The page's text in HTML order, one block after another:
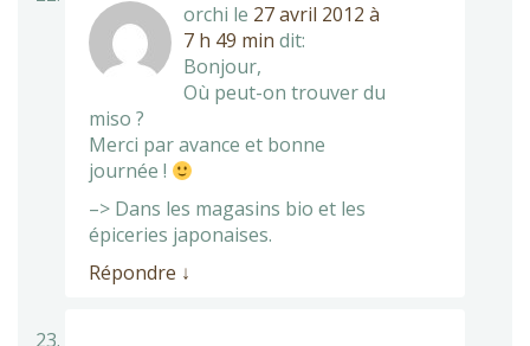
orchi le 27 avril 2012 à
7 h 49 min dit:
Bonjour,
Où peut-on trouver du
miso ?
Merci par avance et bonne
journée !
–> Dans les magasins bio et les
épiceries japonaises.
Répondre ↓